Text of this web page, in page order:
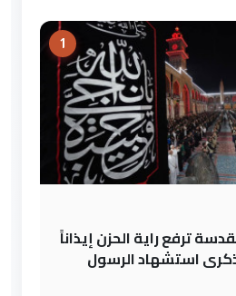
1
ترفع راية الحزن إيذاناً
استشهاد الرسول